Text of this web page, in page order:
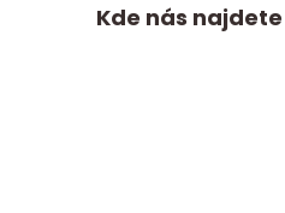
Kde nás najdete